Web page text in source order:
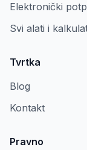
Elektronički
Svi alati i
Tvrtka
Blog
Kontakt
Pravno